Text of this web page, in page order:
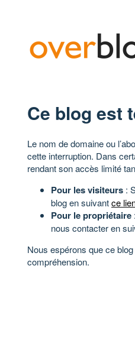
Ce blog est
Le nom de domaine ou
cette interruption. Dans
rendant son accès limité
Pour les visiteurs :
blog en suivantce
Pour le propriétaire
nous contacter en
Nous espérons que ce
compréhension.